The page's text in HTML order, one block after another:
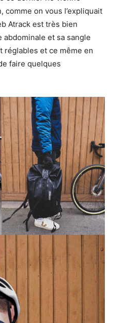
comme on vous l’expliquait
Atrack est très bien
abdominale et sa sangle
réglables et ce même en
faire quelques